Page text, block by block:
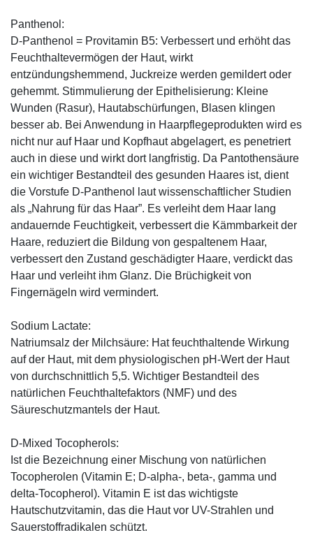
Panthenol:
D-Panthenol = Provitamin B5: Verbessert und erhöht das
Feuchthaltevermögen der Haut, wirkt
entzündungshemmend, Juckreize werden gemildert oder
gehemmt. Stimmulierung der Epithelisierung: Kleine
Wunden (Rasur), Hautabschürfungen, Blasen klingen
besser ab. Bei Anwendung in Haarpflegeprodukten wird es
nicht nur auf Haar und Kopfhaut abgelagert, es penetriert
auch in diese und wirkt dort langfristig. Da Pantothensäure
ein wichtiger Bestandteil des gesunden Haares ist, dient
die Vorstufe D-Panthenol laut wissenschaftlicher Studien
als „Nahrung für das Haar”. Es verleiht dem Haar lang
andauernde Feuchtigkeit, verbessert die Kämmbarkeit der
Haare, reduziert die Bildung von gespaltenem Haar,
verbessert den Zustand geschädigter Haare, verdickt das
Haar und verleiht ihm Glanz. Die Brüchigkeit von
Fingernägeln wird vermindert.
Sodium Lactate:
Natriumsalz der Milchsäure: Hat feuchthaltende Wirkung
auf der Haut, mit dem physiologischen pH-Wert der Haut
von durchschnittlich 5,5. Wichtiger Bestandteil des
natürlichen Feuchthaltefaktors (NMF) und des
Säureschutzmantels der Haut.
D-Mixed Tocopherols:
Ist die Bezeichnung einer Mischung von natürlichen
Tocopherolen (Vitamin E; D-alpha-, beta-, gamma und
delta-Tocopherol). Vitamin E ist das wichtigste
Hautschutzvitamin, das die Haut vor UV-Strahlen und
Sauerstoffradikalen schützt.